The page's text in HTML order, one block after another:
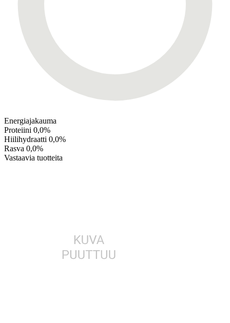
Energiajakauma
Proteiini 0,0%
Hiilihydraatti 0,0%
Rasva 0,0%
Vastaavia tuotteita